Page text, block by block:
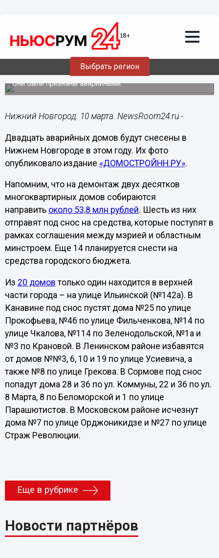
Выбрать регион
10.03.202411:26
Фото 20 домов под снос в 2024 году
показали в Нижнем Новгороде
Они были признаны аварийными.
Нижний Новгород. 10 марта. NewsRoom24.ru -
Двадцать аварийных домов будут снесены в
Нижнем Новгороде в этом году. Их фото
опубликовало издание «ДОМОСТРОЙНН.РУ».
Напомним, что на демонтаж двух десятков
многоквартирных домов собираются
направить около 53,8 млн рублей. Шесть из них
отправят под снос на средства, которые поступят в
рамках соглашения между мэрией и областным
минстроем. Еще 14 планируется снести на
средства городского бюджета.
Из 20 домов только один находится в верхней
части города – на улице Ильинской (№142а). В
Канавине под снос пустят дома №25 по улице
Прокофьева, №46 по улице Фильченкова, №14 по
улице Чкалова, №114 по Зеленодольской, №1а и
№3 по Крановой. В Ленинском районе избавятся
от домов №№3, 6, 10 и 19 по улице Усиевича, а
также №8 по улице Грекова. В Сормове под снос
попадут дома 28 и 36 по ул. Коммуны, 22 и 36 по ул.
8 Марта, 8 по Беломорской и 1 по улице
Парашютистов. В Московском районе исчезнут
дома №7 по улице Орджоникидзе и №27 по улице
Страж Революции.
Еще в рубрике
Новости партнёров